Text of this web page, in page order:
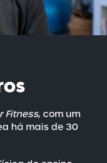
Fitness, com um
há mais de 30